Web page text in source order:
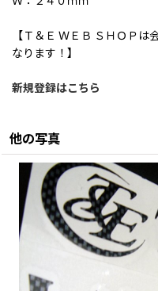
【Ｔ＆Ｅ ＷＥＢ ＳＨＯＰ
なります！】
新規登録はこちら
他の写真